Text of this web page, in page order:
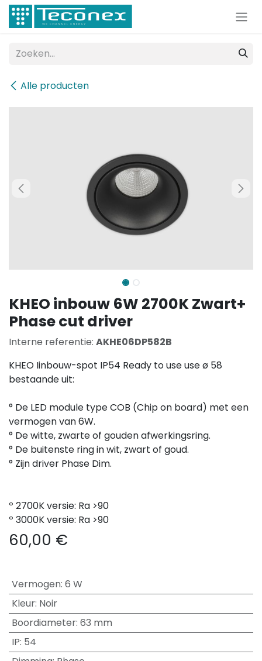
Overslaan naar inhoud
Alle producten
KHEO inbouw 6W 2700K Zwart+
Phase cut driver
Interne referentie: AKHE06DP582B
KHEO Iinbouw-spot IP54 Ready to use use ø 58
bestaande uit:
° De LED module type COB (Chip on board) met een
vermogen van 6W.
° De witte, zwarte of gouden afwerkingsring.
° De buitenste ring in wit, zwart of goud.
° Zijn driver Phase Dim.
º 2700K versie: Ra >90
º 3000K versie: Ra >90
60,00 €
Vermogen: 6 W
Kleur: Noir
Boordiameter: 63 mm
IP: 54